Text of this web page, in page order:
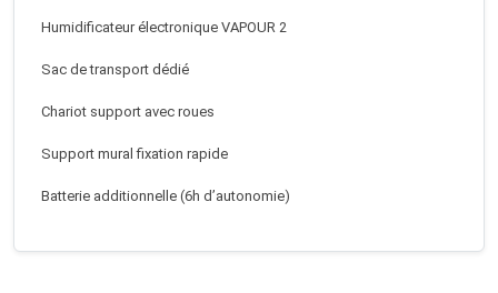
Humidificateur électronique VAPOUR 2
Sac de transport dédié
Chariot support avec roues
Support mural fixation rapide
Batterie additionnelle (6h d’autonomie)